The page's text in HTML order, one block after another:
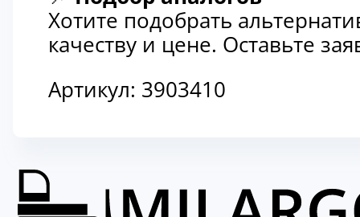
Хотите подобрать
качеству и цене. Оставьте
Артикул: 3903410